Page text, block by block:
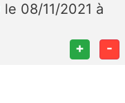
le 08/11/2021 à
+ -